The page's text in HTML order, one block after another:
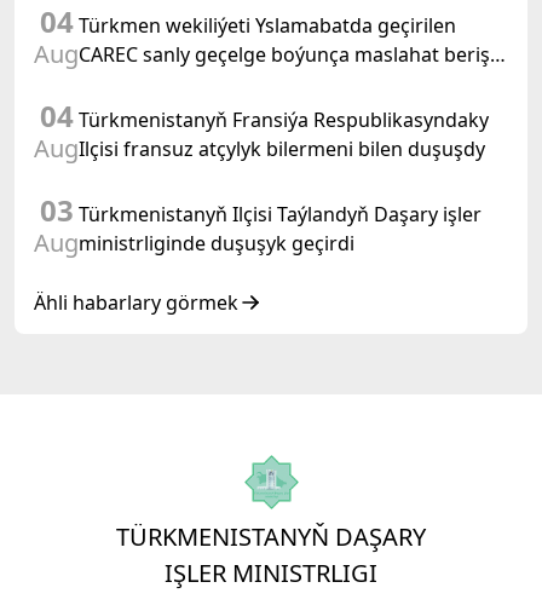
beýan eder
04
Aug
Türkmen wekiliýeti Yslamabatda geçirilen
CAREC sanly geçelge boýunça maslahat beriş
04
Aug
Türkmenistanyň Fransiýa Respublikasyndaky
Ilçisi fransuz atçylyk bilermeni bilen duşuşdy
03
Aug
Türkmenistanyň Ilçisi Taýlandyň Daşary işler
ministrliginde duşuşyk geçirdi
Ähli habarlary görmek
TÜRKMENISTANYŇ DAŞARY
IŞLER MINISTRLIGI